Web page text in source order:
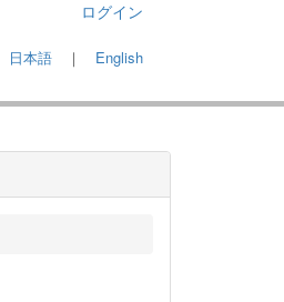
ログイン
日本語 ｜ English